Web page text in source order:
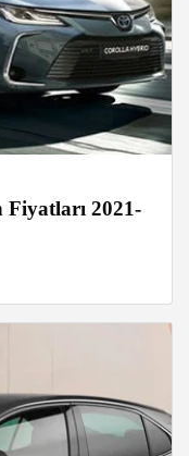
2021-